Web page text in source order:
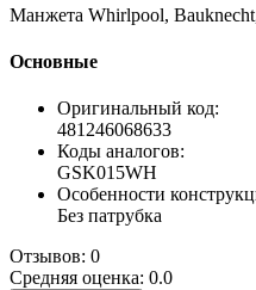
Манжета Whirlpool,
Основные
Оригинальный код:
481246068633
Коды аналогов:
GSK015WH
Особенности
Без патрубка
Отзывов: 0
Средняя оценка: 0.0